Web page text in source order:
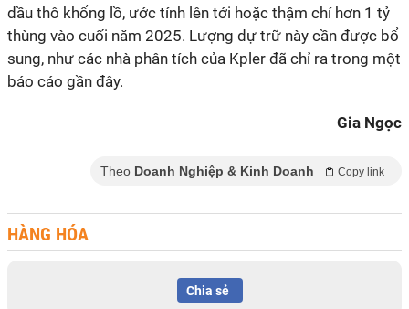
dầu thô khổng lồ, ước tính lên tới hoặc thậm chí hơn 1 tỷ
thùng vào cuối năm 2025. Lượng dự trữ này cần được bổ
sung, như các nhà phân tích của Kpler đã chỉ ra trong một
báo cáo gần đây.
Gia Ngọc
Theo Doanh Nghiệp & Kinh Doanh Copy link
HÀNG HÓA
Chia sẻ